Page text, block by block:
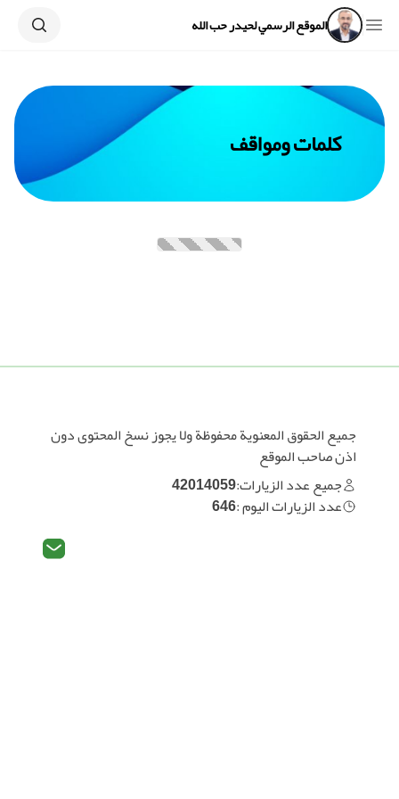
Open sidebarالموقع الرسمي لحيدر حب الله Search
كلمات ومواقف
جميع الحقوق المعنوية محفوظة ولا يجوز نسخ المحتوى دون
اذن صاحب الموقع
جميع عدد الزيارات:42014059
عدد الزيارات اليوم :646